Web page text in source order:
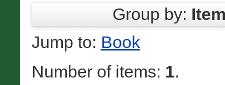
Group by:
Jump to: Book
Number of items: 1.